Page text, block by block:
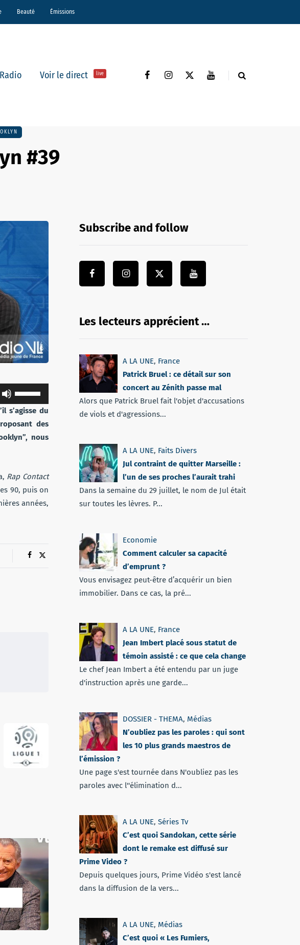
Beauté Émissions
Radio Voir le direct live
#39
les
flèches
haut/bas
pour
diminuer
le
s’agisse du
des
nous
Rap Contact
90, puis on
années,
Subscribe and follow
Les lecteurs apprécient …
A LA UNE, France
Patrick Bruel : ce détail sur son
concert au Zénith passe mal
Alors que Patrick Bruel fait l'objet d'accusations
de viols et d'agressions...
A LA UNE, Faits Divers
Jul contraint de quitter Marseille :
l’un de ses proches l’aurait trahi
Dans la semaine du 29 juillet, le nom de Jul était
sur toutes les lèvres. P...
Economie
Comment calculer sa capacité
d’emprunt ?
Vous envisagez peut-être d’acquérir un bien
immobilier. Dans ce cas, la pré...
A LA UNE, France
Jean Imbert placé sous statut de
témoin assisté : ce que cela change
Le chef Jean Imbert a été entendu par un juge
d'instruction après une garde...
DOSSIER - THEMA, Médias
N’oubliez pas les paroles : qui sont
les 10 plus grands maestros de
l’émission ?
Une page s'est tournée dans N'oubliez pas les
paroles avec l''élimination d...
A LA UNE, Séries Tv
C’est quoi Sandokan, cette série
dont le remake est diffusé sur
Prime Video ?
Depuis quelques jours, Prime Vidéo s'est lancé
dans la diffusion de la vers...
A LA UNE, Médias
C’est quoi « Les Fumiers,